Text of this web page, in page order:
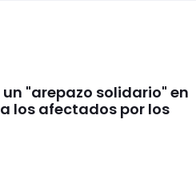
"arepazo solidario" en
los afectados por los